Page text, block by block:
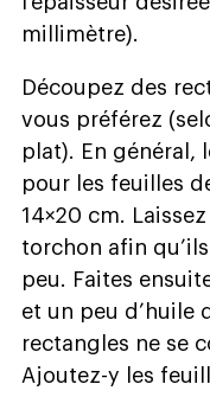
millimètre).
Découpez des
vous préférez
plat). En général,
pour les feuilles
14×20 cm.
torchon afin
peu. Faites
et un peu d’huile
rectangles ne se
Ajoutez-y les